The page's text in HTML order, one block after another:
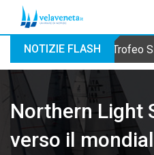
NOTIZIE FLASH Trofeo
Northern Light
verso il